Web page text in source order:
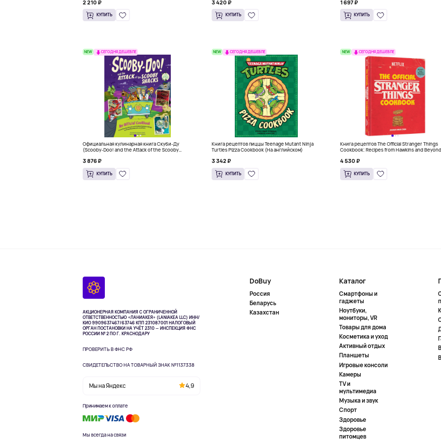
2 210 ₽
КУПИТЬ
3 420 ₽
КУПИТЬ
1 697 ₽
КУПИТЬ
NEW СЕГОДНЯ ДЕШЕВЛЕ
Официальная кулинарная книга Скуби-Ду
(Scooby-Doo! and the Attack of the Scooby
3 876 ₽
КУПИТЬ
NEW СЕГОДНЯ ДЕШЕВЛЕ
Книга рецептов пиццы Teenage Mutant Ninja
Turtles Pizza Cookbook (На английском)
3 342 ₽
КУПИТЬ
NEW СЕГОДНЯ ДЕШЕВЛЕ
Книга рецептов The Official Stranger Things
Cookbook: Recipes from Hawkins and
4 530 ₽
КУПИТЬ
АКЦИОНЕРНАЯ КОМПАНИЯ С ОГРАНИЧЕННОЙ
ОТВЕТСТВЕННОСТЬЮ «ЛАНИАКЕЯ» (LANIAKEA LLC) ИНН/
КИО 9909637467/63746 КПП 231087001 НАЛОГОВЫЙ
ОРГАН ПОСТАНОВКИ НА УЧЁТ 2310 — ИНСПЕКЦИЯ ФНС
РОССИИ № 2 ПО Г. КРАСНОДАРУ
ПРОВЕРИТЬ В ФНС РФ
СВИДЕТЕЛЬСТВО НА ТОВАРНЫЙ ЗНАК №1137338
Мы на Яндекс 4,9
Принимаем к оплате
Мы всегда на связи
DoBuy
Россия
Беларусь
Казахстан
Каталог
Смартфоны и
гаджеты
Ноутбуки,
мониторы, VR
Товары для дома
Косметика и уход
Активный отдых
Планшеты
Игровые консоли
Камеры
TV и
мультимедиа
Музыка и звук
Спорт
Здоровье
Здоровье
питомцев